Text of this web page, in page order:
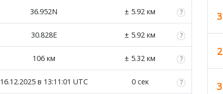
36.952N ± 5.92 км
30.828E ± 5.92 км
106 км ± 5.32 км
16.12.2025 в 13:11:01 UTC 0 сек